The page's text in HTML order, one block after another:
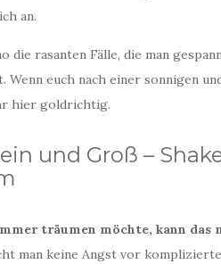
an.
rasanten Fälle, die man
euch nach einer sonnigen
hier goldrichtig.
und Groß –
träumen möchte, kann das
man keine Angst vor